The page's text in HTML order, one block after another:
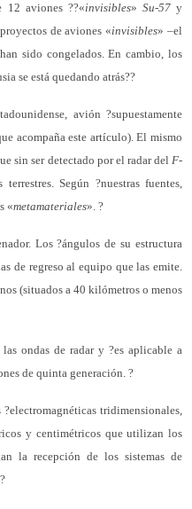
12 aviones ??«invisibles» Su-57y
de aviones «invisibles» –el
sido congelados. En cambio, los
se está quedando atrás??
avión ?supuestamente
acompaña este artículo). El mismo
sin ser detectado por el radar delF-
Según ?nuestras fuentes,
«metamateriales». ?
Los ?ángulos de su estructura
de regreso al equipo que las emite.
(situados a 40 kilómetros o menos
ondas de radar y ?es aplicable a
de quinta generación. ?
tridimensionales,
y centimétricos que utilizan los
la recepción de los sistemas de